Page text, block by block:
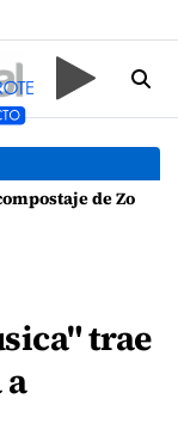
4.375 toneladas de biorresiduos
trae